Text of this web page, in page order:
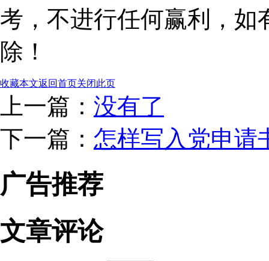
考，不进行任何赢利，如
除！
收藏本文返回首页关闭此页
上一篇： 没有了
下一篇： 怎样写入党申请
广告推荐
文章评论